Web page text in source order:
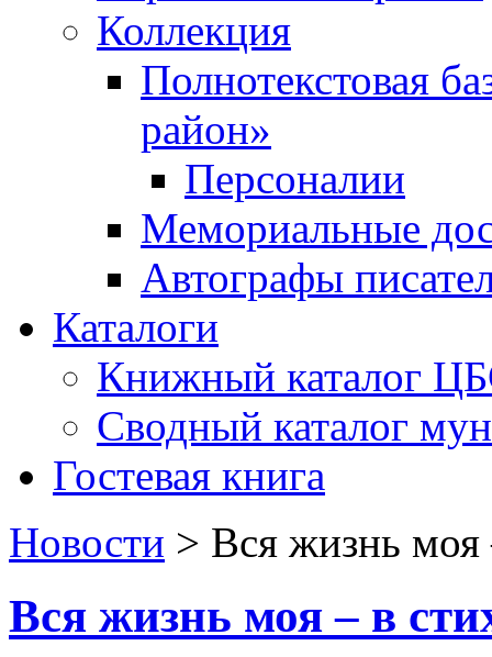
Коллекция
Полнотекстовая
район»
Персоналии
Мемориальные
Автографы
Каталоги
Книжный каталог
Сводный каталог
Гостевая книга
Новости > Вся жизнь моя
Вся жизнь моя – в